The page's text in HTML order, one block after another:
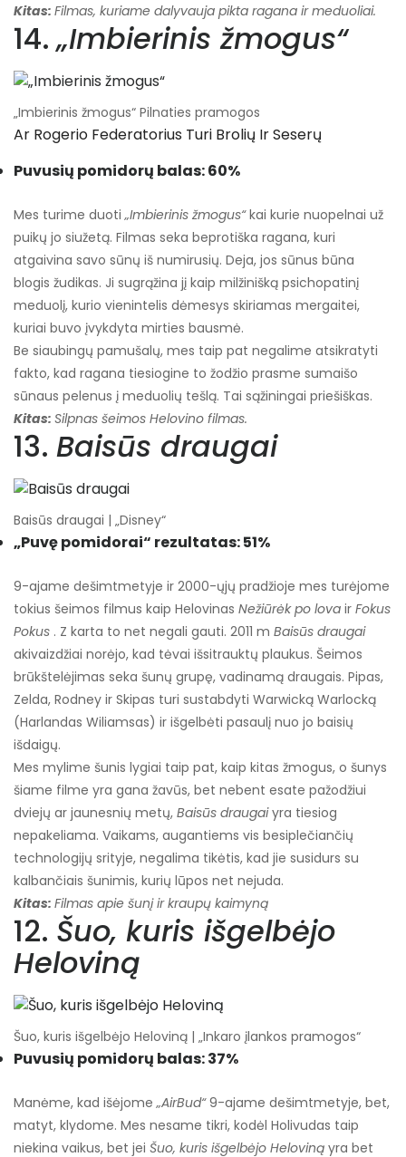
Kitas: Filmas, kuriame dalyvauja pikta ragana ir meduoliai.
14.„Imbierinis žmogus“
„Imbierinis žmogus“ Pilnaties pramogos
Ar Rogerio Federatorius Turi Brolių Ir Seserų
Puvusių pomidorų balas: 60%
Mes turime duoti„Imbierinis žmogus“kai kurie nuopelnai už
puikų jo siužetą. Filmas seka beprotiška ragana, kuri
atgaivina savo sūnų iš numirusių. Deja, jos sūnus būna
blogis žudikas. Ji sugrąžina jį kaip milžinišką psichopatinį
meduolį, kurio vienintelis dėmesys skiriamas mergaitei,
kuriai buvo įvykdyta mirties bausmė.
Be siaubingų pamušalų, mes taip pat negalime atsikratyti
fakto, kad ragana tiesiogine to žodžio prasme sumaišo
sūnaus pelenus į meduolių tešlą. Tai sąžiningai priešiškas.
Kitas: Silpnas šeimos Helovino filmas.
13. Baisūs draugai
Baisūs draugai | „Disney“
„Puvę pomidorai“ rezultatas: 51%
9-ajame dešimtmetyje ir 2000-ųjų pradžioje mes turėjome
tokius šeimos filmus kaip Helovinas Nežiūrėk po lova ir Fokus
Pokus . Z karta to net negali gauti. 2011 m Baisūs draugai
akivaizdžiai norėjo, kad tėvai išsitrauktų plaukus. Šeimos
brūkštelėjimas seka šunų grupę, vadinamą draugais. Pipas,
Zelda, Rodney ir Skipas turi sustabdyti Warwicką Warlocką
(Harlandas Wiliamsas) ir išgelbėti pasaulį nuo jo baisių
išdaigų.
Mes mylime šunis lygiai taip pat, kaip kitas žmogus, o šunys
šiame filme yra gana žavūs, bet nebent esate pažodžiui
dviejų ar jaunesnių metų, Baisūs draugaiyra tiesiog
nepakeliama. Vaikams, augantiems vis besiplečiančių
technologijų srityje, negalima tikėtis, kad jie susidurs su
kalbančiais šunimis, kurių lūpos net nejuda.
Kitas: Filmas apie šunį ir kraupų kaimyną
12. Šuo, kuris išgelbėjo
Heloviną
Šuo, kuris išgelbėjo Heloviną | „Inkaro įlankos pramogos“
Puvusių pomidorų balas: 37%
Manėme, kad išėjome„AirBud“9-ajame dešimtmetyje, bet,
matyt, klydome. Mes nesame tikri, kodėl Holivudas taip
niekina vaikus, bet jei Šuo, kuris išgelbėjo Heloviną yra bet